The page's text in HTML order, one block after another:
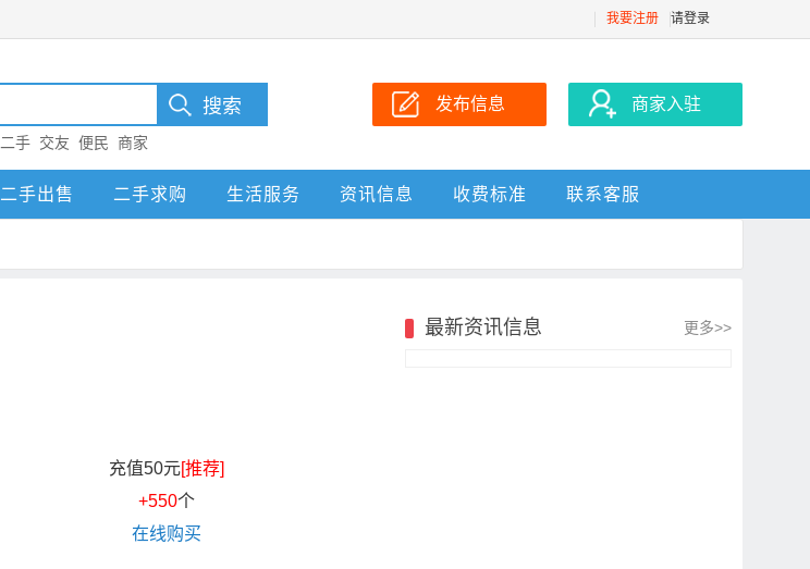
我要注册 请登录
二手 交友 便民
商家
发布信息 商家入驻
二手出售 二手求购 生活服务 资讯信息 收费标准 联系客服
充值50元[推荐]
+550个
在线购买
最新资讯信息 更多>>